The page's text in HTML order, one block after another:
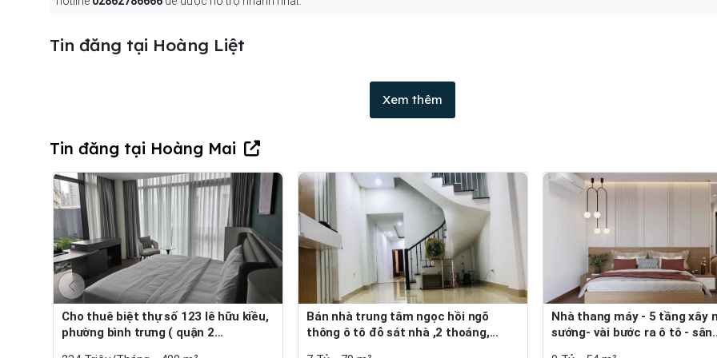
Tin đăng tại Hoàng Liệt
Xem thêm
Tin đăng tại Hoàng Mai
Cho thuê biệt thự số 123 lê hữu kiều,
phường bình trưng ( quận 2...
Bán nhà trung tâm ngọc hồi ngõ
thông ô tô đỗ sát nhà ,2 thoáng,...
Nhà thang máy - 5 tầng xây mới- ở
sướng- vài bước ra ô tô -